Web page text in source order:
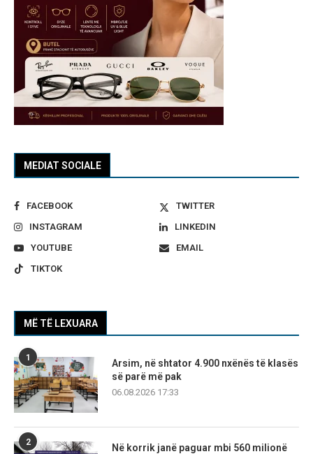
MEDIAT SOCIALE
FACEBOOK
TWITTER
INSTAGRAM
LINKEDIN
YOUTUBE
EMAIL
TIKTOK
MË TË LEXUARA
1
Arsim, në shtator 4.900 nxënës të klasës
së parë më pak
06.08.2026 17:33
2
Në korrik janë paguar mbi 560 milionë